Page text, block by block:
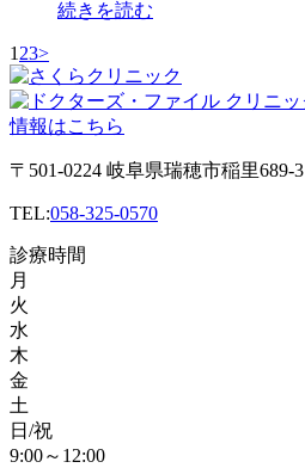
続きを読む
1 23>
〒501-0224 岐阜県瑞穂市稲里689-3
TEL:058-325-0570
診療時間
月
火
水
木
金
土
日/祝
9:00～12:00